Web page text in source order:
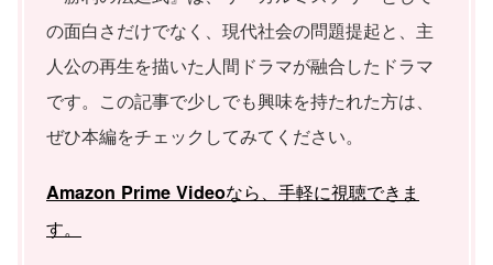
の面白さだけでなく、現代社会の問題提起と、主
人公の再生を描いた人間ドラマが融合したドラマ
です。この記事で少しでも興味を持たれた方は、
ぜひ本編をチェックしてみてください。
Amazon Prime Videoなら、手軽に視聴できま
す。